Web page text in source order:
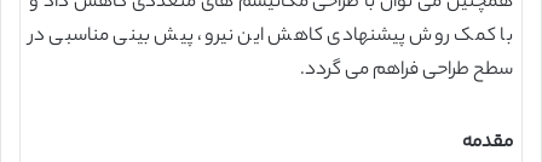
با کمک روش پیشنهادی کاهش این نیرو، پیش بینی مناسبی در
سطح طراحی فراهم می گردد.
مقدمه